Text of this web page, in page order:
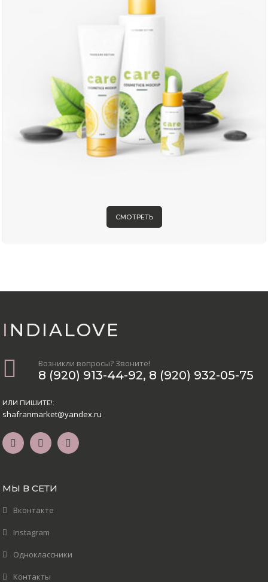
СМОТРЕТЬ
INDIALOVE
Возникли вопросы? Звоните!
8 (920) 913-44-92, 8 (920) 932-05-75
ИЛИ ПИШИТЕ!:
shafranmarket@yandex.ru
МЫ В СЕТИ
Вконтакте
Instagram
Одноклассники
Контакты